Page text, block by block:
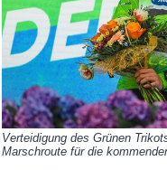
Verteidigung des Grünen
Marschroute für die